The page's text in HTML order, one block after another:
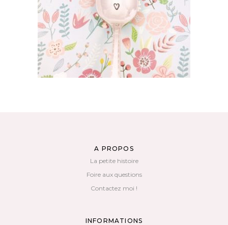
AJOUTER AU PANIER
A PROPOS
La petite histoire
Foire aux questions
Contactez moi !
INFORMATIONS